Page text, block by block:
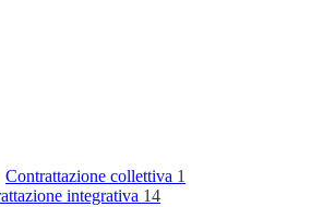
Contrattazione collettiva 1
integrativa 14